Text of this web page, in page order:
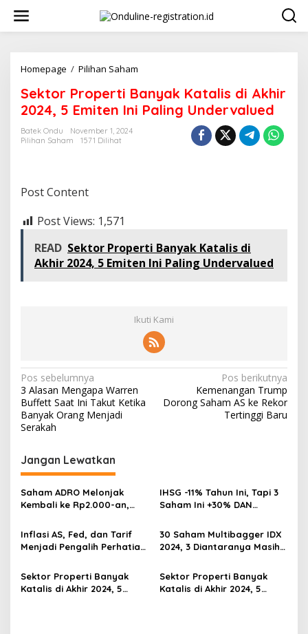
konten
Homepage / Pilihan Saham
Banyak
Katalis
di
Sektor Properti Banyak Katalis di Akhir
2024, 5 Emiten Ini Paling Undervalued
Batek Ondu
November 1, 2024
Pilihan Saham
1571 Dilihat
Post Content
Post Views: 1,571
READ Sektor Properti Banyak Katalis di
Akhir 2024, 5 Emiten Ini Paling Undervalued
Ikuti Kami
Navigasi
pos
Pos sebelumnya
3 Alasan Mengapa Warren
Buffett Saat Ini Takut Ketika
Banyak Orang Menjadi
Serakah
Pos berikutnya
Kemenangan Trump
Dorong Saham AS ke Rekor
Tertinggi Baru
Jangan Lewatkan
Saham ADRO Melonjak
Kembali ke Rp2.000-an,
Prospeknya
IHSG -11% Tahun Ini, Tapi 3
Saham Ini +30% DAN
Multibagger?
Inflasi AS, Fed, dan Tarif
Menjadi Pengalih Perhatian
Keuangan
30 Saham Multibagger IDX
2024, 3 Diantaranya Masih
Sektor Properti Banyak
Katalis di Akhir 2024, 5
Sektor Properti Banyak
Katalis di Akhir 2024, 5